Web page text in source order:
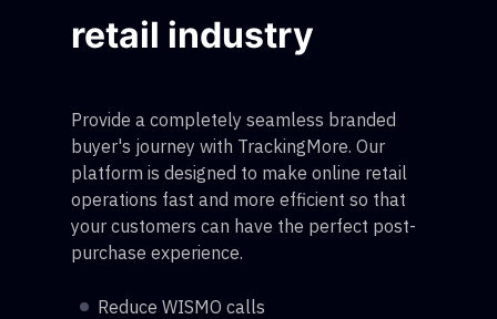
retail industry
Provide a completely seamless branded
buyer's journey with TrackingMore. Our
platform is designed to make online retail
operations fast and more efficient so that
your customers can have the perfect post-
purchase experience.
Reduce WISMO calls